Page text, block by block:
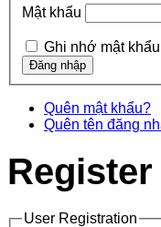
Mật khẩu
Ghi nhớ mật khẩu
Quên mật khẩu?
Quên tên đăng
Register
User Registration